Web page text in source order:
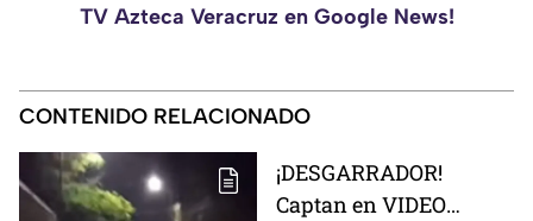
TV Azteca Veracruz en Google News!
CONTENIDO RELACIONADO
¡DESGARRADOR!
Captan en VIDEO